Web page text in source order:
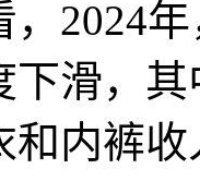
，2024
滑，
和内裤